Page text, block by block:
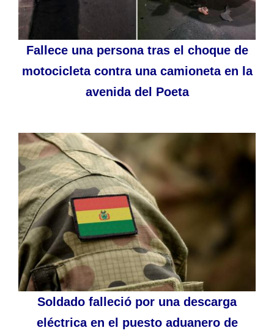
Fallece una persona tras el choque de
motocicleta contra una camioneta en la
avenida del Poeta
Soldado falleció por una descarga
eléctrica en el puesto aduanero de